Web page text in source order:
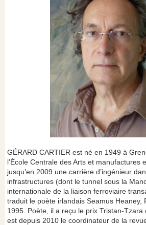
GÉRARD CARTIER est né en 1949 à
l’École Centrale des Arts et manufactures
jusqu’en 2009 une carrière d’ingénieur
infrastructures (dont le tunnel sous la
internationale de la liaison ferroviaire
traduit le poète irlandais Seamus Heaney,
1995. Poète, il a reçu le prix Tristan-
est depuis 2010 le coordinateur de la